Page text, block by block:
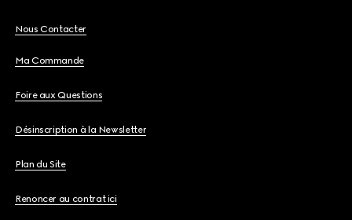
Nous Contacter
Ma Commande
Foire aux Questions
Désinscription à la Newsletter
Plan du Site
Renoncer au contrat ici